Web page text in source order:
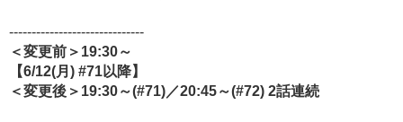
------------------------------
＜変更前＞19:30～
【6/12(月) #71以降】
＜変更後＞19:30～(#71)／20:45～(#72) 2話連続